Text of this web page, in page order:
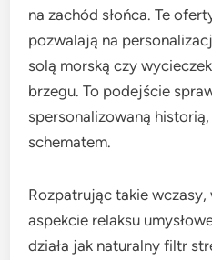
na zachód słońca. Te
pozwalają na
solą morską czy
brzegu. To podejście
spersonalizowaną
schematem.
Rozpatrując takie
aspekcie relaksu
działa jak naturalny filtr